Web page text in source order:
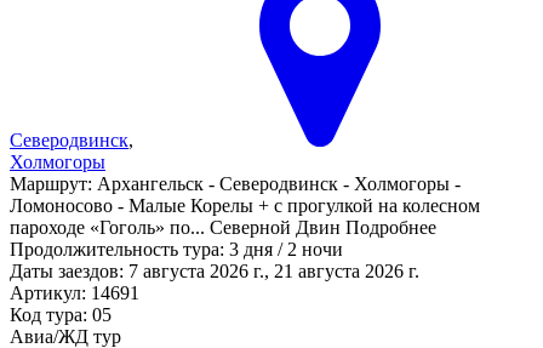
Северодвинск,
Холмогоры
Маршрут: Архангельск - Северодвинск - Холмогоры -
Ломоносово - Малые Корелы + с прогулкой на колесном
пароходе «Гоголь» по... Северной Двин Подробнее
Продолжительность тура: 3 дня / 2 ночи
Даты заездов: 7 августа 2026 г., 21 августа 2026 г.
Артикул: 14691
Код тура: 05
Авиа/ЖД тур